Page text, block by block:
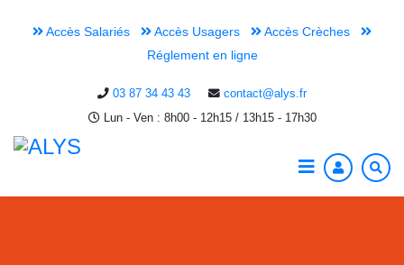
Accès Salariés Accès Usagers
Accès Crèches
Réglement en ligne
03 87 34 43 43
contact@alys.fr
Lun - Ven : 8h00 - 12h15 / 13h15 - 17h30